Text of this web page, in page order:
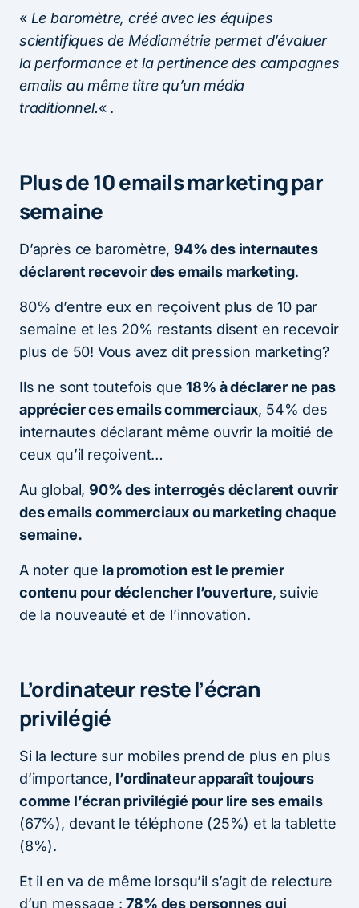
« Le baromètre, créé avec les équipes
scientifiques de Médiamétrie permet d’évaluer
la performance et la pertinence des campagnes
emails au même titre qu’un média
traditionnel.« .
Plus de 10 emails marketing par
semaine
D’après ce baromètre,94% des internautes
déclarent recevoir des emails marketing.
80% d’entre eux en reçoivent plus de 10 par
semaine et les 20% restants disent en recevoir
plus de 50! Vous avez dit pression marketing?
Ils ne sont toutefois que18% à déclarer ne pas
apprécier ces emails commerciaux, 54% des
internautes déclarant même ouvrir la moitié de
ceux qu’il reçoivent…
Au global,90% des interrogés déclarent ouvrir
des emails commerciaux ou marketing chaque
semaine.
A noter que la promotion est le premier
contenu pour déclencher l’ouverture, suivie
de la nouveauté et de l’innovation.
L’ordinateur reste l’écran
privilégié
Si la lecture sur mobiles prend de plus en plus
d’importance, l’ordinateur apparaît toujours
comme l’écran privilégié pour lire ses emails
(67%), devant le téléphone (25%) et la tablette
(8%).
Et il en va de même lorsqu’il s’agit de relecture
d’un message :78% des personnes qui